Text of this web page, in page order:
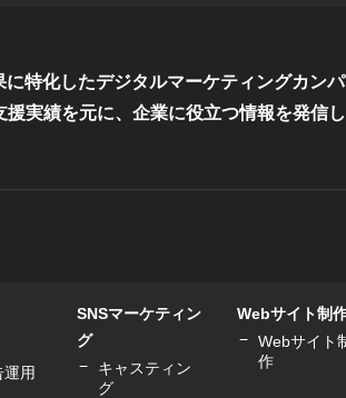
特化したデジタルマーケティングカン
実績を元に、 企業に役立つ情報を発信
運用
SNSマーケティン
グ
キャスティン
グ
Webサイト制
Webサイト
作